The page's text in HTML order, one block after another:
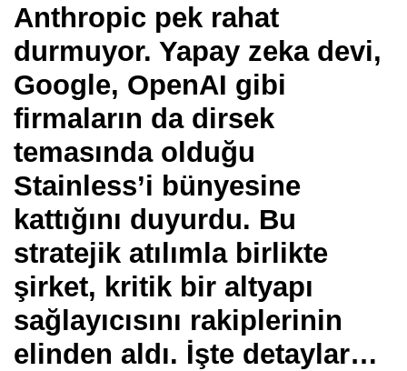
Anthropic pek rahat
durmuyor. Yapay zeka devi,
Google, OpenAI gibi
firmaların da dirsek
temasında olduğu
Stainless’i bünyesine
kattığını duyurdu. Bu
stratejik atılımla birlikte
şirket, kritik bir altyapı
sağlayıcısını rakiplerinin
elinden aldı. İşte detaylar…